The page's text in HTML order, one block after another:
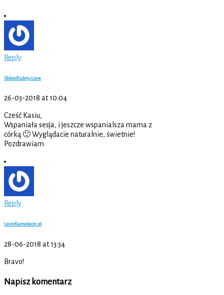
Reply
SklepSlubny.Love
26-03-2018 at 10:04
Cześć Kasiu,
Wspaniała sesja, i jeszcze wspanialsza mama z
córką 🙂 Wyglądacie naturalnie, świetnie!
Pozdrawiam
Reply
LeonKameleon.pl
28-06-2018 at 13:34
Bravo!
Napisz komentarz